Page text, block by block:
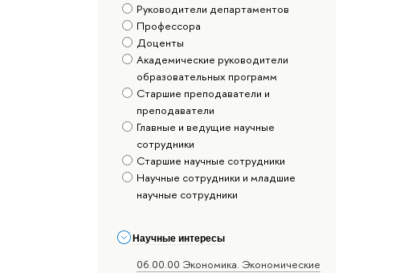
Руководители департаментов
Профессора
Доценты
Академические руководители
образовательных программ
Старшие преподаватели и
преподаватели
Главные и ведущие научные
сотрудники
Старшие научные сотрудники
Научные сотрудники и младшие
научные сотрудники
Научные интересы
06.00.00 Экономика. Экономические